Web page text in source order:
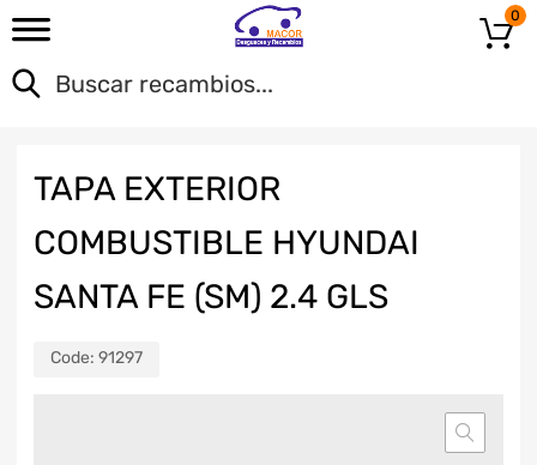
0
TAPA EXTERIOR
COMBUSTIBLE HYUNDAI
SANTA FE (SM) 2.4 GLS
Code: 91297